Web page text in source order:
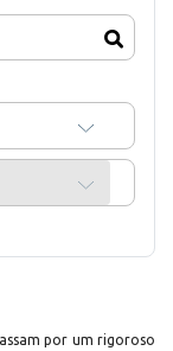
por um rigoroso